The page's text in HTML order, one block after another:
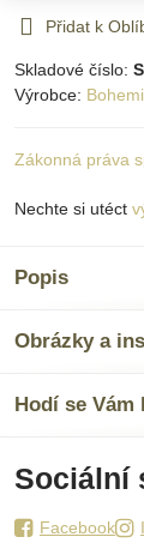
Přidat k
Skladové číslo:
Výrobce:
Zákonná práva
Nechte si utéct
Popis
Obrázky a
Hodí se
Sociální
Facebook